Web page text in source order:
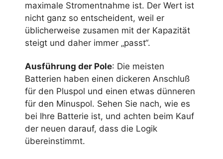
maximale Stromentnahme ist. Der Wert ist
nicht ganz so entscheident, weil er
üblicherweise zusamen mit der Kapazität
steigt und daher immer „passt“.
Ausführung der Pole: Die meisten
Batterien haben einen dickeren Anschluß
für den Pluspol und einen etwas dünneren
für den Minuspol. Sehen Sie nach, wie es
bei Ihre Batterie ist, und achten beim Kauf
der neuen darauf, dass die Logik
übereinstimmt.